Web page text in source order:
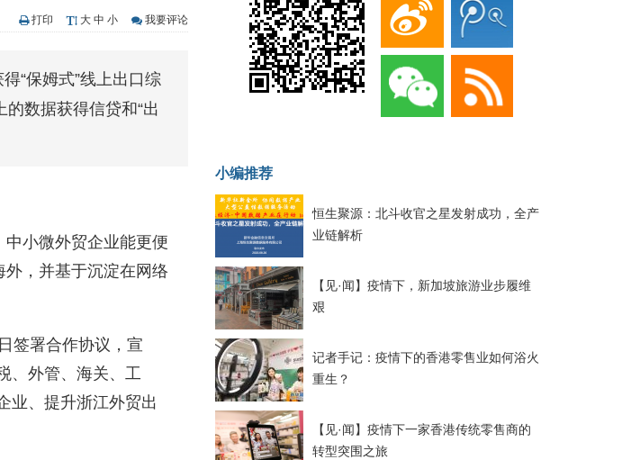
击 债市回调十年期债表现最弱
场数据分析周报（2020. 08.17—2020.08.21）
打印 大 中 小 我要评论
“保姆式”线上出口综
数据获得信贷和“出
小微外贸企业能更便
外，并基于沉淀在网络
签署合作协议，宣
、外管、海关、工
业、提升浙江外贸出
小编推荐
恒生聚源：北斗收官之星发射成功，全产
业链解析
【见·闻】疫情下，新加坡旅游业步履维
艰
记者手记：疫情下的香港零售业如何浴火
重生？
【见·闻】疫情下一家香港传统零售商的
转型突围之旅